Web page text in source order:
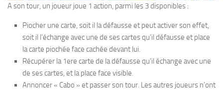
A son tour, un joueur joue 1 action, parmi les 3 disponibles :
Piocher une carte, soit il la défausse et peut activer son effet,
soit il l’échange avec une de ses cartes qu’il défausse et place
la carte piochée face cachée devant lui.
Récupérer la 1ere carte de la défausse qu’il échange avec une
de ses cartes, et la place face visible.
Annoncer « Cabo » et passer son tour. Les autres joueurs n’ont